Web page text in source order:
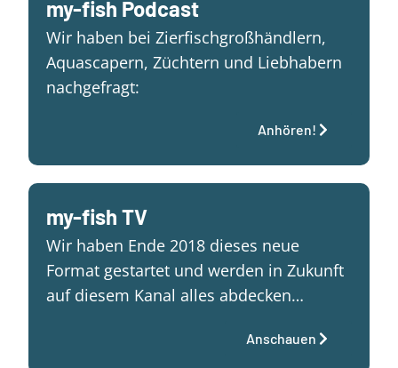
my-fish Podcast
Wir haben bei Zierfischgroßhändlern,
Aquascapern, Züchtern und Liebhabern
nachgefragt:
Anhören!
my-fish TV
Wir haben Ende 2018 dieses neue
Format gestartet und werden in Zukunft
auf diesem Kanal alles abdecken…
Anschauen